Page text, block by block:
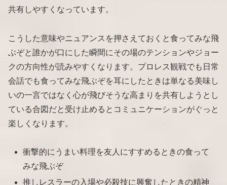
共有しやすくなっています。
こうした意味やニュアンスを押さえておくと食ってみな飛
ぶぞと誰かが口にした瞬間にその場のテンションやジョー
クの方向性が読みやすくなります。プロレス観戦でも日常
会話でも食ってみな飛ぶぞを耳にしたときは単なる美味し
いの一言ではなく心が飛びそうな高まりを共有しようとし
ている合図だと受け止めるとコミュニケーションがぐっと
楽しくなります。
衝撃的にうまい料理を友人にすすめるときの食って
みな飛ぶぞ
推しレスラーの入場や必殺技に興奮したときの精神